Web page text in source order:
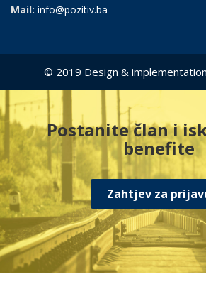
Mail: info@pozitiv.ba
© 2019 Design &
Postanite član i
benefite
Zahtjev za